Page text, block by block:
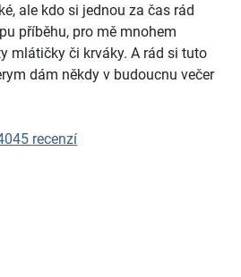
ale kdo si jednou za čas rád
příběhu, pro mě mnohem
mlátičky či krváky. A rád si tuto
dám někdy v budoucnu večer
recenzí